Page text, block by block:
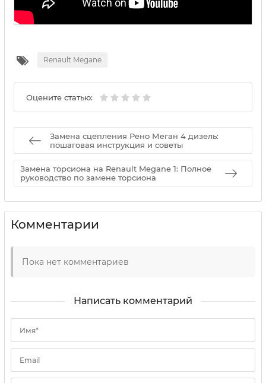
Renault Megane
Оцените статью:
Замена сцепления Рено Меган 4 дизель:
пошаговая инструкция и советы
Замена торсиона на Renault Megane 1: Полное
руководство по замене торсиона
Комментарии
Пока нет комментариев
Написать комментарий
Имя*
Email